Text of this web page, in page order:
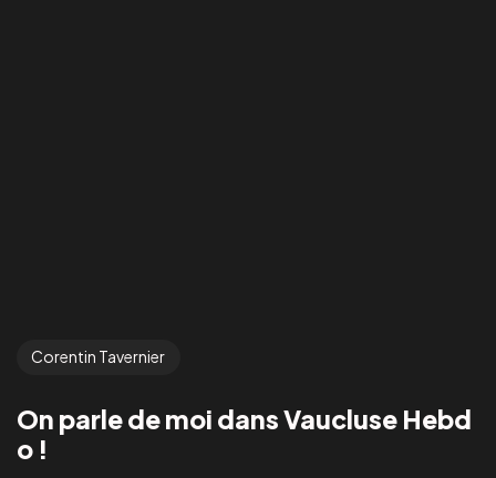
Corentin Tavernier
On parle de moi dans Vaucluse Hebd
o !